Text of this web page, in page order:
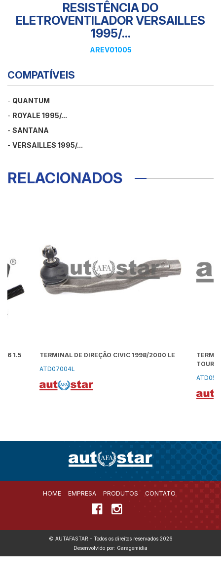
RESISTÊNCIA DO
ELETROVENTILADOR VERSAILLES
1995/...
AREV01005
COMPATÍVEIS
- QUANTUM
- ROYALE 1995/...
- SANTANA
- VERSAILLES 1995/...
RELACIONADOS
1.5
TERMINAL DE DIREÇÃO CIVIC 1998/2000 LE
ATD07004L
TOUR
HOME EMPRESA PRODUTOS CONTATO
© AUTAFASTAR - Todos os direitos reservados 2026
Desenvolvido por: Garagemidia